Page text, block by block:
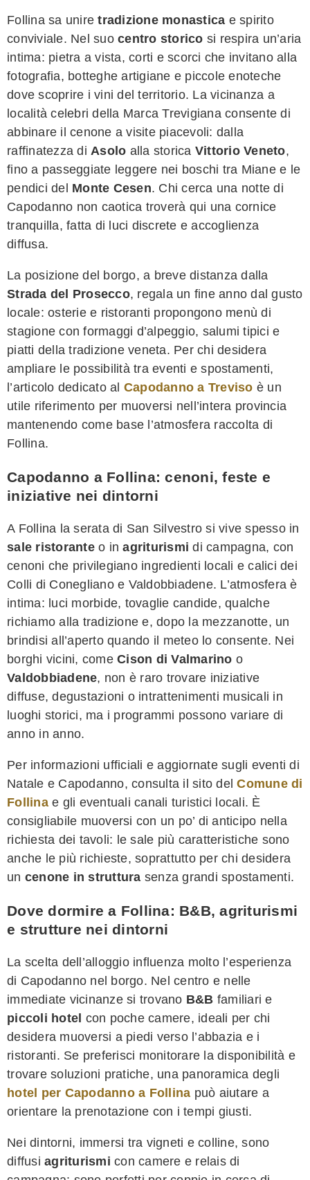
Follina sa uniretradizione monastica e spirito
conviviale. Nel suo centro storico si respira un’aria
intima: pietra a vista, corti e scorci che invitano alla
fotografia, botteghe artigiane e piccole enoteche
dove scoprire i vini del territorio. La vicinanza a
località celebri della Marca Trevigiana consente di
abbinare il cenone a visite piacevoli: dalla
raffinatezza di Asolo alla storica Vittorio Veneto,
fino a passeggiate leggere nei boschi tra Miane e le
pendici del Monte Cesen. Chi cerca una notte di
Capodanno non caotica troverà qui una cornice
tranquilla, fatta di luci discrete e accoglienza
diffusa.
La posizione del borgo, a breve distanza dalla
Strada del Prosecco, regala un fine anno dal gusto
locale: osterie e ristoranti propongono menù di
stagione con formaggi d’alpeggio, salumi tipici e
piatti della tradizione veneta. Per chi desidera
ampliare le possibilità tra eventi e spostamenti,
l’articolo dedicato al Capodanno a Treviso è un
utile riferimento per muoversi nell’intera provincia
mantenendo come base l’atmosfera raccolta di
Follina.
Capodanno a Follina: cenoni, feste e
iniziative nei dintorni
A Follina la serata di San Silvestro si vive spesso in
sale ristoranteo inagriturismi di campagna, con
cenoni che privilegiano ingredienti locali e calici dei
Colli di Conegliano e Valdobbiadene. L’atmosfera è
intima: luci morbide, tovaglie candide, qualche
richiamo alla tradizione e, dopo la mezzanotte, un
brindisi all’aperto quando il meteo lo consente. Nei
borghi vicini, come Cison di Valmarino o
Valdobbiadene, non è raro trovare iniziative
diffuse, degustazioni o intrattenimenti musicali in
luoghi storici, ma i programmi possono variare di
anno in anno.
Per informazioni ufficiali e aggiornate sugli eventi di
Natale e Capodanno, consulta il sito delComune di
Follinae gli eventuali canali turistici locali. È
consigliabile muoversi con un po’ di anticipo nella
richiesta dei tavoli: le sale più caratteristiche sono
anche le più richieste, soprattutto per chi desidera
un cenone in struttura senza grandi spostamenti.
Dove dormire a Follina: B&B, agriturismi
e strutture nei dintorni
La scelta dell’alloggio influenza molto l’esperienza
di Capodanno nel borgo. Nel centro e nelle
immediate vicinanze si trovano B&B familiari e
piccoli hotel con poche camere, ideali per chi
desidera muoversi a piedi verso l’abbazia e i
ristoranti. Se preferisci monitorare la disponibilità e
trovare soluzioni pratiche, una panoramica degli
hotel per Capodanno a Follina può aiutare a
orientare la prenotazione con i tempi giusti.
Nei dintorni, immersi tra vigneti e colline, sono
diffusi agriturismi con camere e relais di